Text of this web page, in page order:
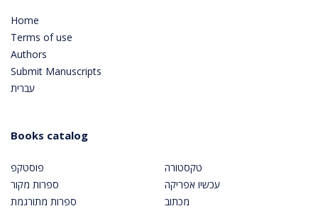
Home
Terms of use
Authors
Submit Manuscripts
עברית
Books catalog
פוסטקפ
ספרות מקור
ספרות מתורגמת
טקסטורה
עכשיו אפריקה
מכתוב